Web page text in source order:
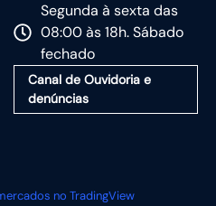
Segunda à sexta das
08:00 às 18h. Sábado
fechado
Canal de Ouvidoria e
denúncias
no TradingView